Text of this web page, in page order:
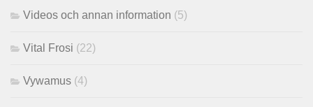
Videos och annan information (5)
Vital Frosi (22)
Vywamus (4)